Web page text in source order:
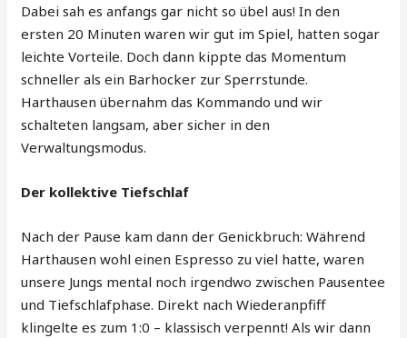
Dabei sah es anfangs gar nicht so übel aus! In den
ersten 20 Minuten waren wir gut im Spiel, hatten sogar
leichte Vorteile. Doch dann kippte das Momentum
schneller als ein Barhocker zur Sperrstunde.
Harthausen übernahm das Kommando und wir
schalteten langsam, aber sicher in den
Verwaltungsmodus.
Der kollektive Tiefschlaf
Nach der Pause kam dann der Genickbruch: Während
Harthausen wohl einen Espresso zu viel hatte, waren
unsere Jungs mental noch irgendwo zwischen Pausentee
und Tiefschlafphase. Direkt nach Wiederanpfiff
klingelte es zum 1:0 – klassisch verpennt! Als wir dann